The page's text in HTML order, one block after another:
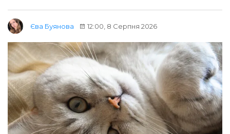
Єва Буянова 12:00, 8 Серпня 2026